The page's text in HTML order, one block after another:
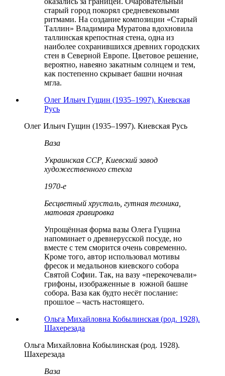
старый город покорял средневековыми
ритмами. На создание композиции «Старый
Таллин» Владимира Муратова вдохновила
таллинская крепостная стена, одна из
наиболее сохранившихся древних городских
стен в Северной Европе. Цветовое решение,
вероятно, навеяно закатным солнцем и тем,
как постепенно скрывает башни ночная
мгла.
Олег Ильич Гущин (1935–1997). Киевская
Русь
Олег Ильич Гущин (1935–1997). Киевская Русь
Ваза
Украинская ССР, Киевский завод
художественного стекла
1970-е
Бесцветный хрусталь, гутная техника,
матовая гравировка
Упрощённая форма вазы Олега Гущина
напоминает о древнерусской посуде, но
вместе с тем сморится очень современно.
Кроме того, автор использовал мотивы
фресок и медальонов киевского собора
Святой Софии. Так, на вазу «перекочевали»
грифоны, изображенные в южной башне
собора. Ваза как будто несёт послание:
прошлое – часть настоящего.
Ольга Михайловна Кобылинская (род. 1928).
Шахерезада
Ольга Михайловна Кобылинская (род. 1928).
Шахерезада
Ваза